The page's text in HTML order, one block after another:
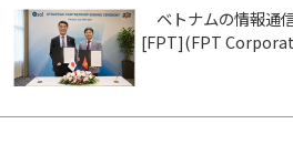
ベトナムの情報通
[FPT](FPT